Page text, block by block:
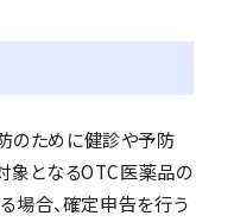
のために健診や予防
象となるOTC医薬品の
場合、確定申告を行う